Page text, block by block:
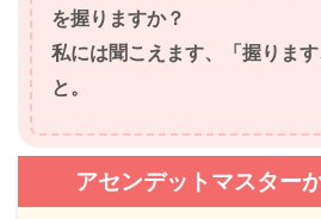
を握りますか？
私には聞こえます、「握ります
と。
アセンデットマスター